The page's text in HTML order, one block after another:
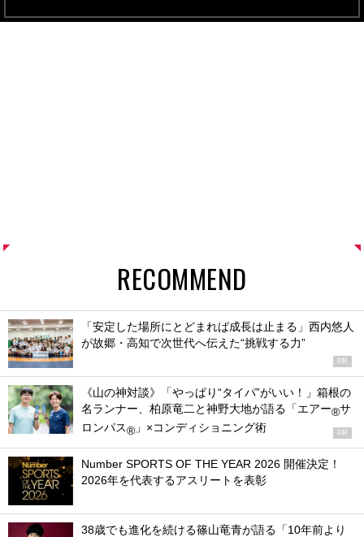
RECOMMEND
「安定した場所にとどまれば成長は止まる」西内悠人
が故郷・高知で次世代へ伝えた“挑戦する力”
PR
《山の神対談》「やっぱり“タイパ”がいい！」箱根の
名ランナー、柏原竜二と神野大地が語る「エアー®サ
ロンパス® 」×コンディショニング術 PR
Number SPORTS OF THE YEAR 2026 開催決定！
2026年を代表するアスリートを表彰
38歳でも進化を続ける篠山竜青が語る「10年前より